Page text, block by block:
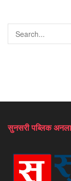
सुनसरी पब्लिक